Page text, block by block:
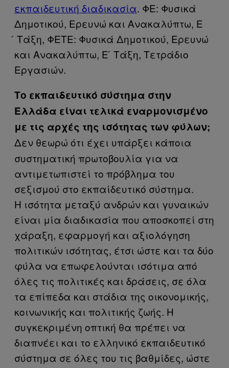
εκπαιδευτική διαδικασία. ΦΕ: Φυσικά
Δημοτικού, Ερευνώ και Ανακαλύπτω, Ε
́ Τάξη, ΦΕΤΕ: Φυσικά Δημοτικού, Ερευνώ
και Ανακαλύπτω, Ε ́ Τάξη, Τετράδιο
Εργασιών.
Το εκπαιδευτικό σύστημα στην
Ελλάδα είναι τελικά εναρμονισμένο
με τις αρχές της ισότητας των φύλων;
Δεν θεωρώ ότι έχει υπάρξει κάποια
συστηματική πρωτοβουλία για να
αντιμετωπιστεί το πρόβλημα του
σεξισμού στο εκπαίδευτικό σύστημα.
Η ισότητα μεταξύ ανδρών και γυναικών
είναι μία διαδικασία που αποσκοπεί στη
χάραξη, εφαρμογή και αξιολόγηση
πολιτικών ισότητας, έτσι ώστε και τα δύο
φύλα να επωφελούνται ισότιμα από
όλες τις πολιτικές και δράσεις, σε όλα
τα επίπεδα και στάδια της οικονομικής,
κοινωνικής και πολιτικής ζωής. Η
συγκεκριμένη οπτική θα πρέπει να
διαπνέει και το ελληνικό εκπαιδευτικό
σύστημα σε όλες του τις βαθμίδες, ώστε